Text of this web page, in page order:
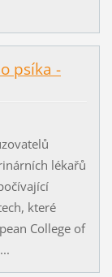
psíka -
lékařů
které
College of